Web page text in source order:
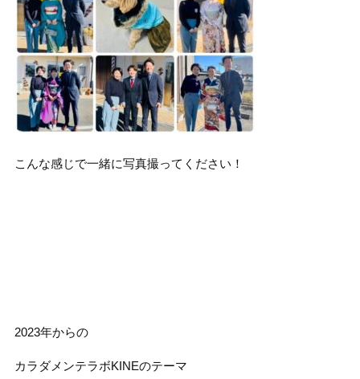
こんな感じで一緒に写真撮ってください！
2023年からの
カラダメンテラボKINEのテーマ